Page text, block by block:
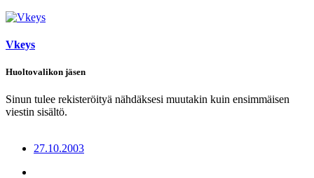
Vkeys
Huoltovalikon jäsen
Sinun tulee rekisteröityä nähdäksesi muutakin kuin ensimmäisen
viestin sisältö.
27.10.2003